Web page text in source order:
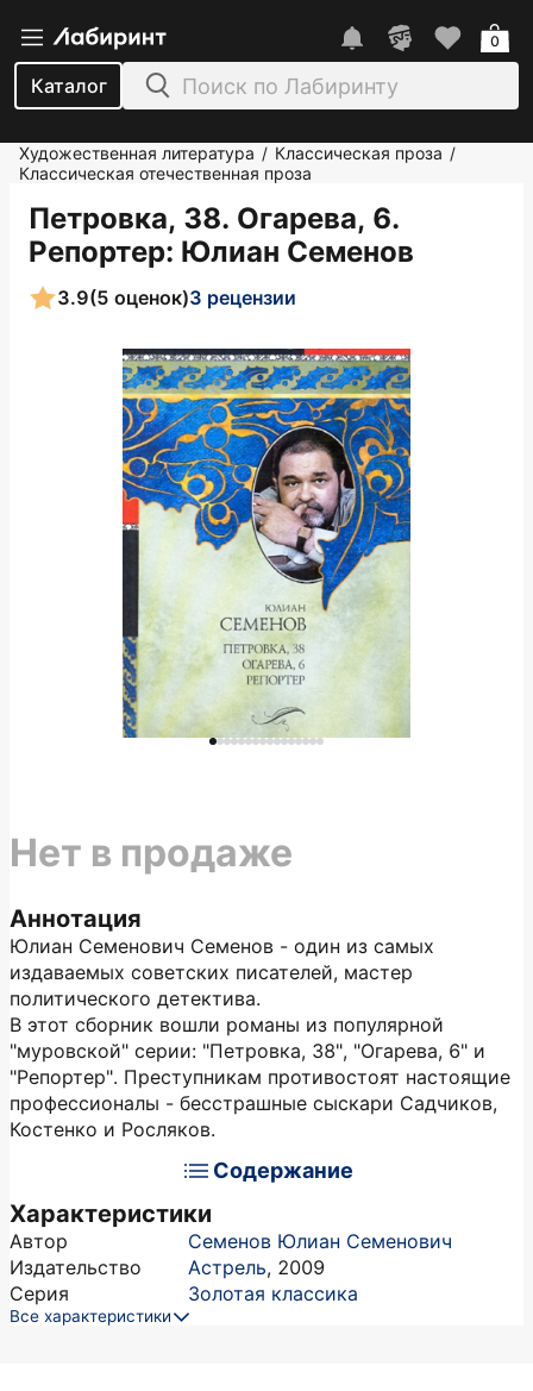
Каталог
0
Художественная литература / Классическая проза /
Классическая отечественная проза
Петровка, 38. Огарева, 6.
Репортер: Юлиан Семенов
3.9(5 оценок)3 рецензии
Аннотация
Юлиан Семенович Семенов - один из самых
издаваемых советских писателей, мастер
политического детектива.
В этот сборник вошли романы из популярной
"муровской" серии: "Петровка, 38", "Огарева, 6" и
"Репортер". Преступникам противостоят настоящие
профессионалы - бесстрашные сыскари Садчиков,
Костенко и Росляков.
Содержание
Характеристики
Автор
Семенов Юлиан Семенович
Издательство
Астрель, 2009
Серия
Золотая классика
Все характеристики
Нет в продаже